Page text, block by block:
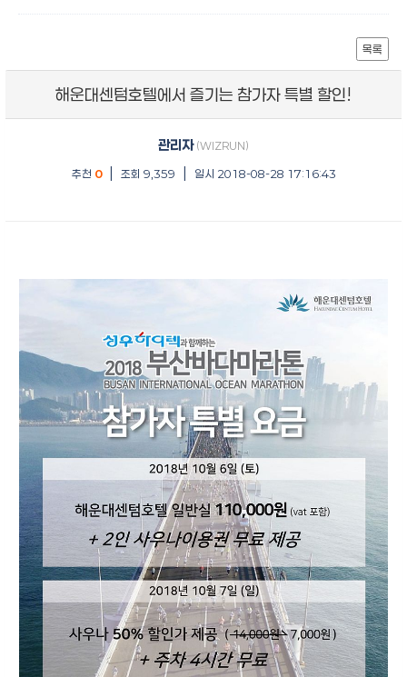
목록
해운대센텀호텔에서 즐기는 참가자 특별 할인!
관리자 (WIZRUN)
추천 0 조회 9,359 일시 2018-08-28 17:16:43